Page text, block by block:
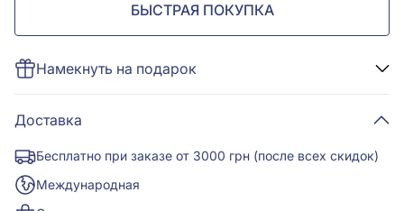
БЫСТРАЯ ПОКУПКА
Намекнуть на подарок
Доставка
Бесплатно при заказе от 3000 грн (после всех скидок)
Международная